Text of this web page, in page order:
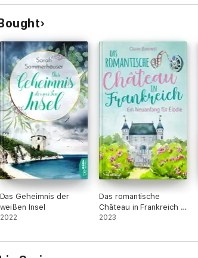
Das Geheimnis der
weißen Insel
2022
Das romantische
Château in Frankreich –
Ein Neuanfang für
2023